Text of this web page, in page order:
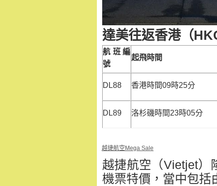
達美往返香港（
航班編
號
起飛時間
DL88 香港時間09時25分
DL89 洛杉磯時間23時05分
越捷航空Mega Sale
越捷航空（Vietjet）
機票特價， 當中包括